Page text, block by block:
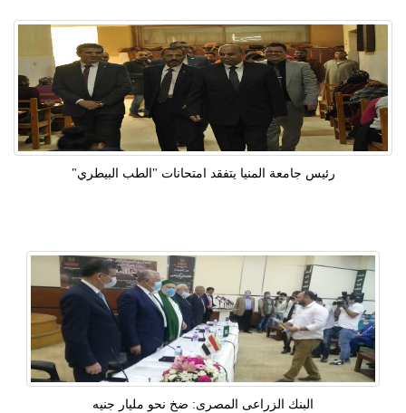
رئيس جامعة المنيا يتفقد امتحانات "الطب البيطري"
البنك الزراعى المصرى: ضخ نحو مليار جنيه